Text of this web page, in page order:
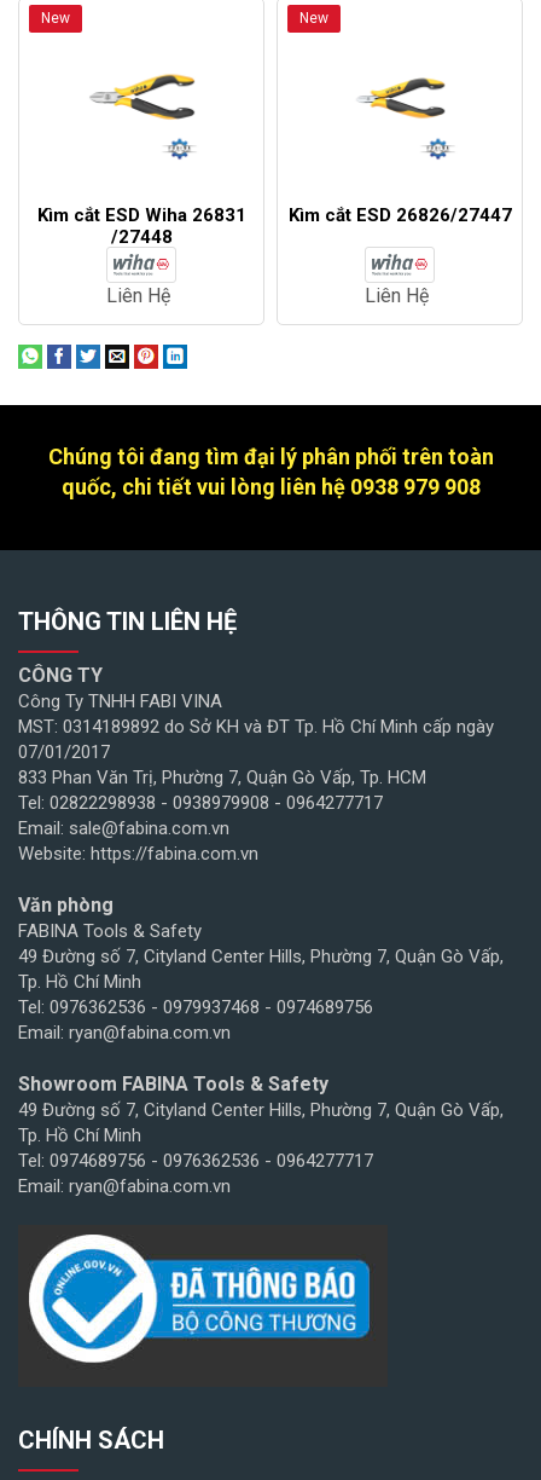
New
Kìm cắt ESD Wiha 26831
/27448
Liên Hệ
New
Kìm cắt ESD 26826/27447
Liên Hệ
Chúng tôi đang tìm đại lý phân phối trên toàn
quốc, chi tiết vui lòng liên hệ 0938 979 908
THÔNG TIN LIÊN HỆ
CÔNG TY
Công Ty TNHH FABI VINA
MST: 0314189892 do Sở KH và ĐT Tp. Hồ Chí Minh cấp ngày
07/01/2017
833 Phan Văn Trị, Phường 7, Quận Gò Vấp, Tp. HCM
Tel: 02822298938 - 0938979908 - 0964277717
Email: sale@fabina.com.vn
Website: https://fabina.com.vn
Văn phòng
FABINA Tools & Safety
49 Đường số 7, Cityland Center Hills, Phường 7, Quận Gò Vấp,
Tp. Hồ Chí Minh
Tel: 0976362536 - 0979937468 - 0974689756
Email: ryan@fabina.com.vn
Showroom FABINA Tools & Safety
49 Đường số 7, Cityland Center Hills, Phường 7, Quận Gò Vấp,
Tp. Hồ Chí Minh
Tel: 0974689756 - 0976362536 - 0964277717
Email: ryan@fabina.com.vn
CHÍNH SÁCH